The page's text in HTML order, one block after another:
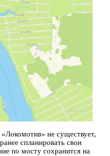
не существует,
спланировать свои
по мосту сохранится на